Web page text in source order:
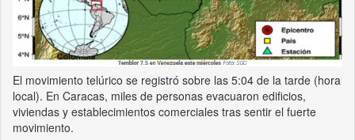
El movimiento telúrico se registró sobre las 5:04 de la tarde (hora
local). En Caracas, miles de personas evacuaron edificios,
viviendas y establecimientos comerciales tras sentir el fuerte
movimiento.